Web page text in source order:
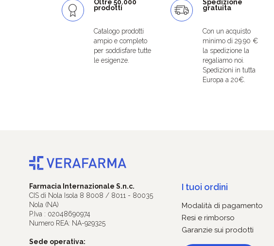
Oltre 50.000
prodotti
Catalogo prodotti
ampio e completo
per soddisfare tutte
le esigenze.
Spedizione
gratuita
Con un acquisto
minimo di 29.90 €
la spedizione la
regaliamo noi.
Spedizioni in tutta
Europa a 20€.
Farmacia Internazionale S.n.c.
CIS di Nola Isola 8 8008 / 8011 - 80035
Nola (NA)
P.Iva : 02048690974
Numero REA: NA-929325
Sede operativa:
I tuoi ordini
Modalità di pagamento
Resi e rimborso
Garanzie sui prodotti